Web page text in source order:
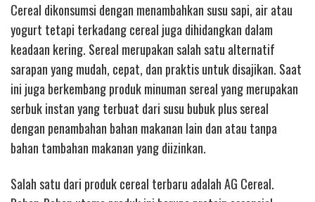
Cereal dikonsumsi dengan menambahkan susu sapi, air atau
yogurt tetapi terkadang cereal juga dihidangkan dalam
keadaan kering. Sereal merupakan salah satu alternatif
sarapan yang mudah, cepat, dan praktis untuk disajikan. Saat
ini juga berkembang produk minuman sereal yang merupakan
serbuk instan yang terbuat dari susu bubuk plus sereal
dengan penambahan bahan makanan lain dan atau tanpa
bahan tambahan makanan yang diizinkan.
Salah satu dari produk cereal terbaru adalah AG Cereal.